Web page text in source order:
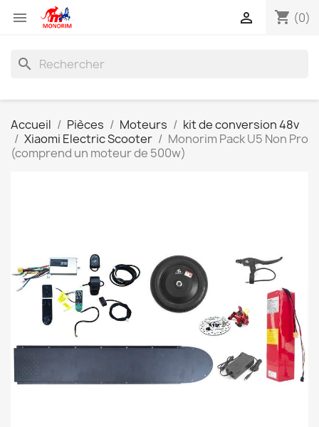
 shopping_cart (0)

search
Accueil Pièces Moteurs
kit de conversion 48v
Xiaomi Electric Scooter
Monorim Pack U5 Non Pro
(comprend un moteur de 500w)